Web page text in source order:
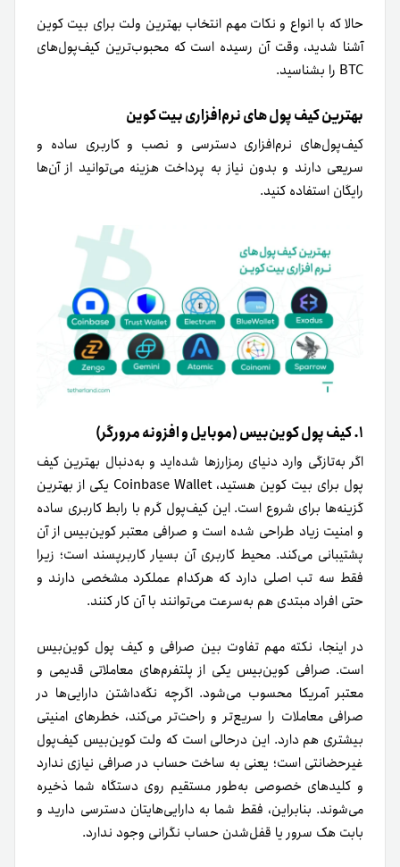
حالا که با انواع و نکات مهم انتخاب بهترین ولت برای بیت کوین
آشنا شدید، وقت آن رسیده است که محبوب‌ترین کیف‌پول‌های
BTC را بشناسید.
بهترین کیف پول های نرم‌افزاری بیت کوین
کیف‌پول‌های نرم‌افزاری دسترسی و نصب و کاربری ساده و
سریعی دارند و بدون نیاز به پرداخت هزینه می‌توانید از آن‌ها
رایگان استفاده کنید.
۱. کیف پول کوین‌بیس (موبایل و افزونه مرورگر)
اگر به‌تازگی وارد دنیای رمزارزها شده‌اید و به‌‌دنبال بهترین کیف
پول برای بیت کوین هستید، Coinbase Wallet یکی از بهترین
گزینه‌ها برای شروع است. این کیف‌پول گرم با رابط کاربری ساده
و امنیت زیاد طراحی‌ شده است و صرافی معتبر کوین‌بیس از آن
پشتیبانی می‌کند. محیط کاربری آن بسیار کاربرپسند است؛ زیرا
فقط سه تب اصلی دارد که هر‌کدام عملکرد مشخصی دارند و
حتی افراد مبتدی هم به‌سرعت می‌توانند با آن کار کنند.
در اینجا، نکته‌ مهم تفاوت بین صرافی و کیف پول کوین‌بیس
است. صرافی کوین‌بیس یکی از پلتفرم‌های معاملاتی قدیمی‌ و
معتبر آمریکا محسوب می‌شود. اگرچه نگه‌داشتن دارایی‌ها در
صرافی معاملات را سریع‌تر و راحت‌تر می‌کند، خطرهای امنیتی
بیشتری هم دارد. این درحالی‌ است که ولت کوین‌بیس کیف‌پول
غیرحضانتی است؛ یعنی به ساخت حساب در صرافی نیازی ندارد
و کلیدهای خصوصی به‌طور مستقیم روی دستگاه شما ذخیره
می‌شوند. بنابراین، فقط شما به دارایی‌هایتان دسترسی دارید و
بابت هک سرور یا قفل‌شدن حساب نگرانی وجود ندارد.